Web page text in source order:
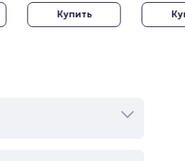
Купить